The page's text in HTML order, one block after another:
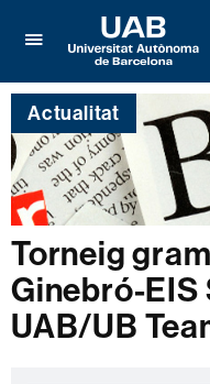
per
desplegar
el
menú
de
Facultat
de
Filosofia
i
Lletres
Universitat
Autònoma
de
Barcelona
Actualitat
Torneig
Ginebró-EIS
UAB/UB